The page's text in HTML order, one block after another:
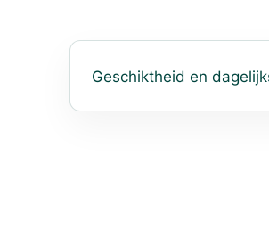
Geschiktheid en